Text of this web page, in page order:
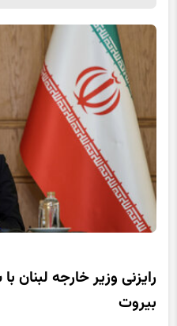
رایزنی وزیر خارجه لبنان
بیروت